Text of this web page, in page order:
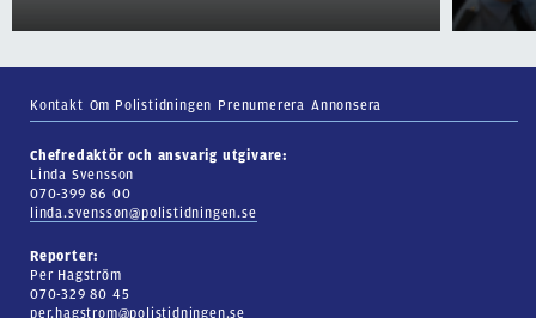
Kontakt Om Polistidningen Prenumerera Annonsera
Chefredaktör och ansvarig utgivare:
Linda Svensson
070-399 86 00
linda.svensson@polistidningen.se
Reporter:
Per Hagström
070-329 80 45
per.hagstrom@polistidningen.se